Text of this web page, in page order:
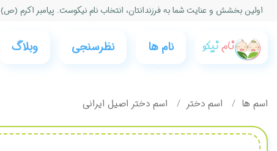
اولین بخشش و عنایت شما به فرزندانتان، انتخاب نام نیكوست. پیامبر اكرم (ص)
نام ها نظرسنجی‌ وبلاگ
اسم ها اسم دختر اسم دختر اصیل ایرانی